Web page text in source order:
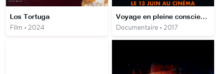
Los Tortuga
Film • 2024
Voyage en pleine conscience
Documentaire • 2017